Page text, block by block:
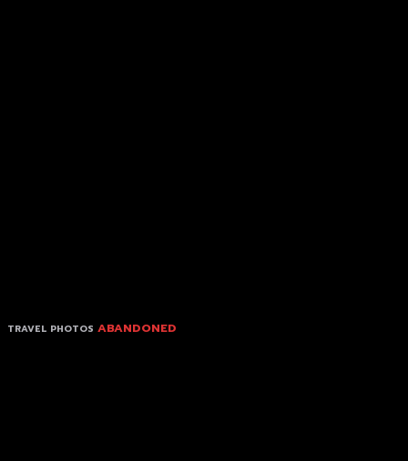
TRAVEL PHOTOS ABANDONED